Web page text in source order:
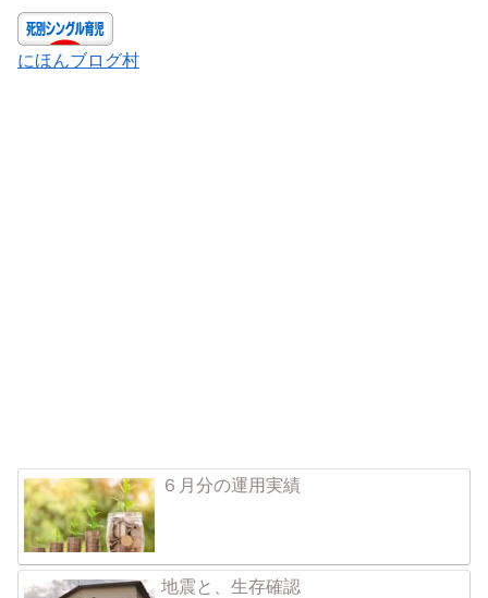
にほんブログ村
６月分の運用実績
地震と、生存確認